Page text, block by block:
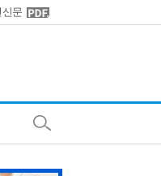
문